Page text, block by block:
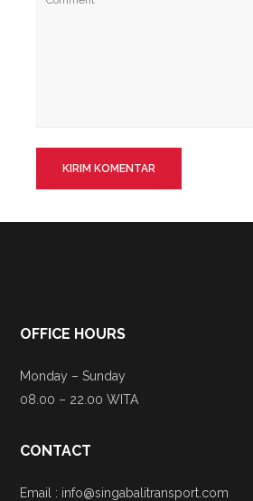
OFFICE HOURS
Monday – Sunday
08.00 – 22.00 WITA
CONTACT
Email : info@singabalitransport.com